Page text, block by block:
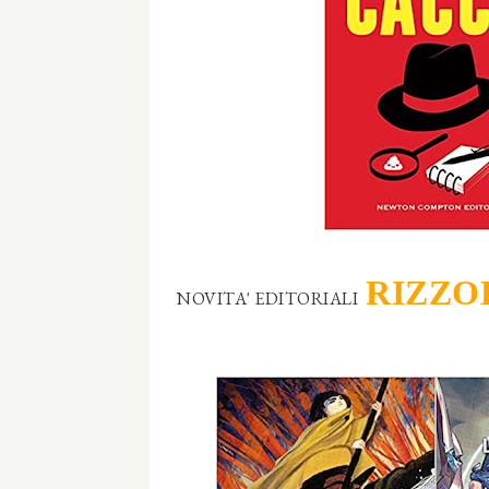
NOVITA' EDITORIALI